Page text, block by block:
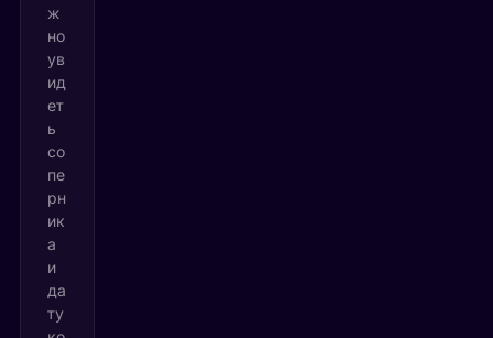
ж
но
ув
ид
ет
ь
со
пе
рн
ик
а
и
да
ту